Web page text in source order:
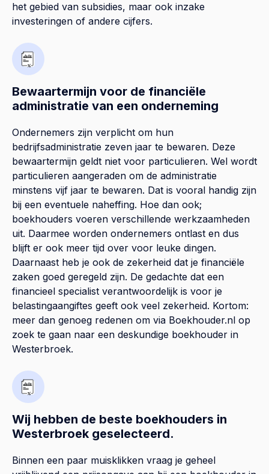
het gebied van subsidies, maar ook inzake
investeringen of andere cijfers.
Bewaartermijn voor de financiële
administratie van een onderneming
Ondernemers zijn verplicht om hun
bedrijfsadministratie zeven jaar te bewaren. Deze
bewaartermijn geldt niet voor particulieren. Wel wordt
particulieren aangeraden om de administratie
minstens vijf jaar te bewaren. Dat is vooral handig zijn
bij een eventuele naheffing. Hoe dan ook;
boekhouders voeren verschillende werkzaamheden
uit. Daarmee worden ondernemers ontlast en dus
blijft er ook meer tijd over voor leuke dingen.
Daarnaast heb je ook de zekerheid dat je financiële
zaken goed geregeld zijn. De gedachte dat een
financieel specialist verantwoordelijk is voor je
belastingaangiftes geeft ook veel zekerheid. Kortom:
meer dan genoeg redenen om via Boekhouder.nl op
zoek te gaan naar een deskundige boekhouder in
Westerbroek.
Wij hebben de beste boekhouders in
Westerbroek geselecteerd.
Binnen een paar muisklikken vraag je geheel